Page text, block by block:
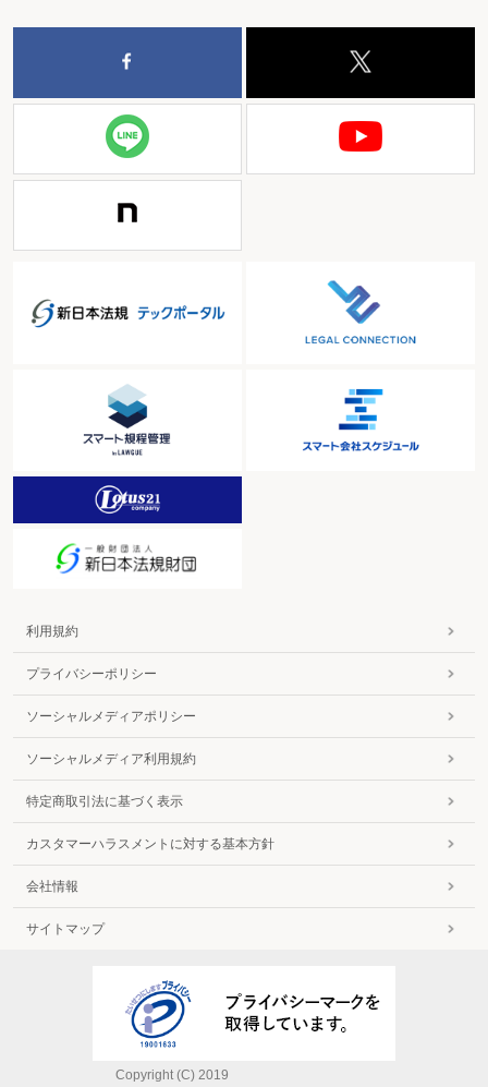
利用規約
プライバシーポリシー
ソーシャルメディアポリシー
ソーシャルメディア利用規約
特定商取引法に基づく表示
カスタマーハラスメントに対する基本方針
会社情報
サイトマップ
Copyright (C) 2019